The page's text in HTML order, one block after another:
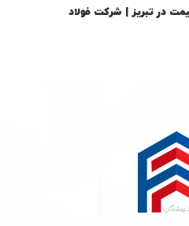
در تبریز | شرکت فولاد